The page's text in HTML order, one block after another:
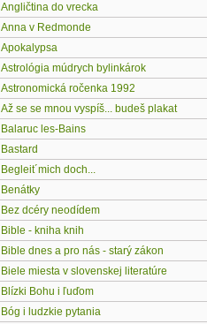
Angličtina do vrecka
Anna v Redmonde
Apokalypsa
Astrológia múdrych bylinkárok
Astronomická ročenka 1992
Až se se mnou vyspíš... budeš plakat
Balaruc les-Bains
Bastard
Begleit´mich doch...
Benátky
Bez dcéry neodídem
Bible - kniha knih
Bible dnes a pro nás - starý zákon
Biele miesta v slovenskej literatúre
Blízki Bohu i ľuďom
Bóg i ludzkie pytania